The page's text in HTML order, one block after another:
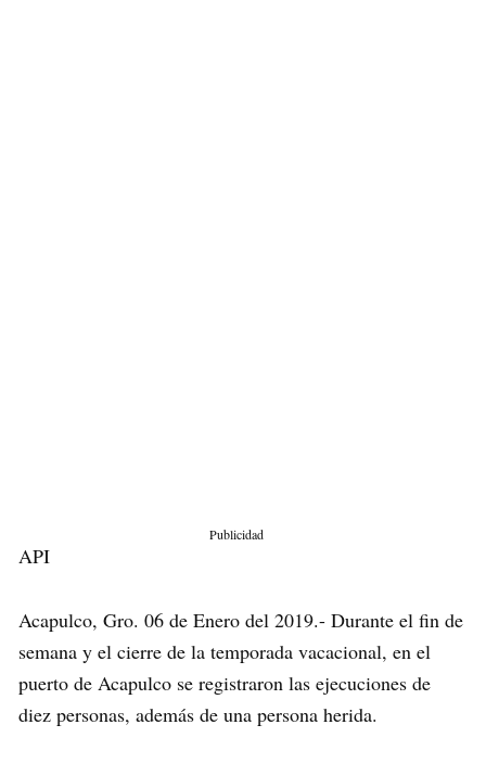
Publicidad
API
Acapulco, Gro. 06 de Enero del 2019.- Durante el fin de
semana y el cierre de la temporada vacacional, en el
puerto de Acapulco se registraron las ejecuciones de
diez personas, además de una persona herida.